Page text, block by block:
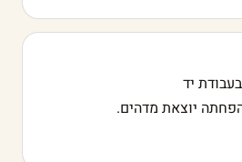
יד
יוצאת מדהים.